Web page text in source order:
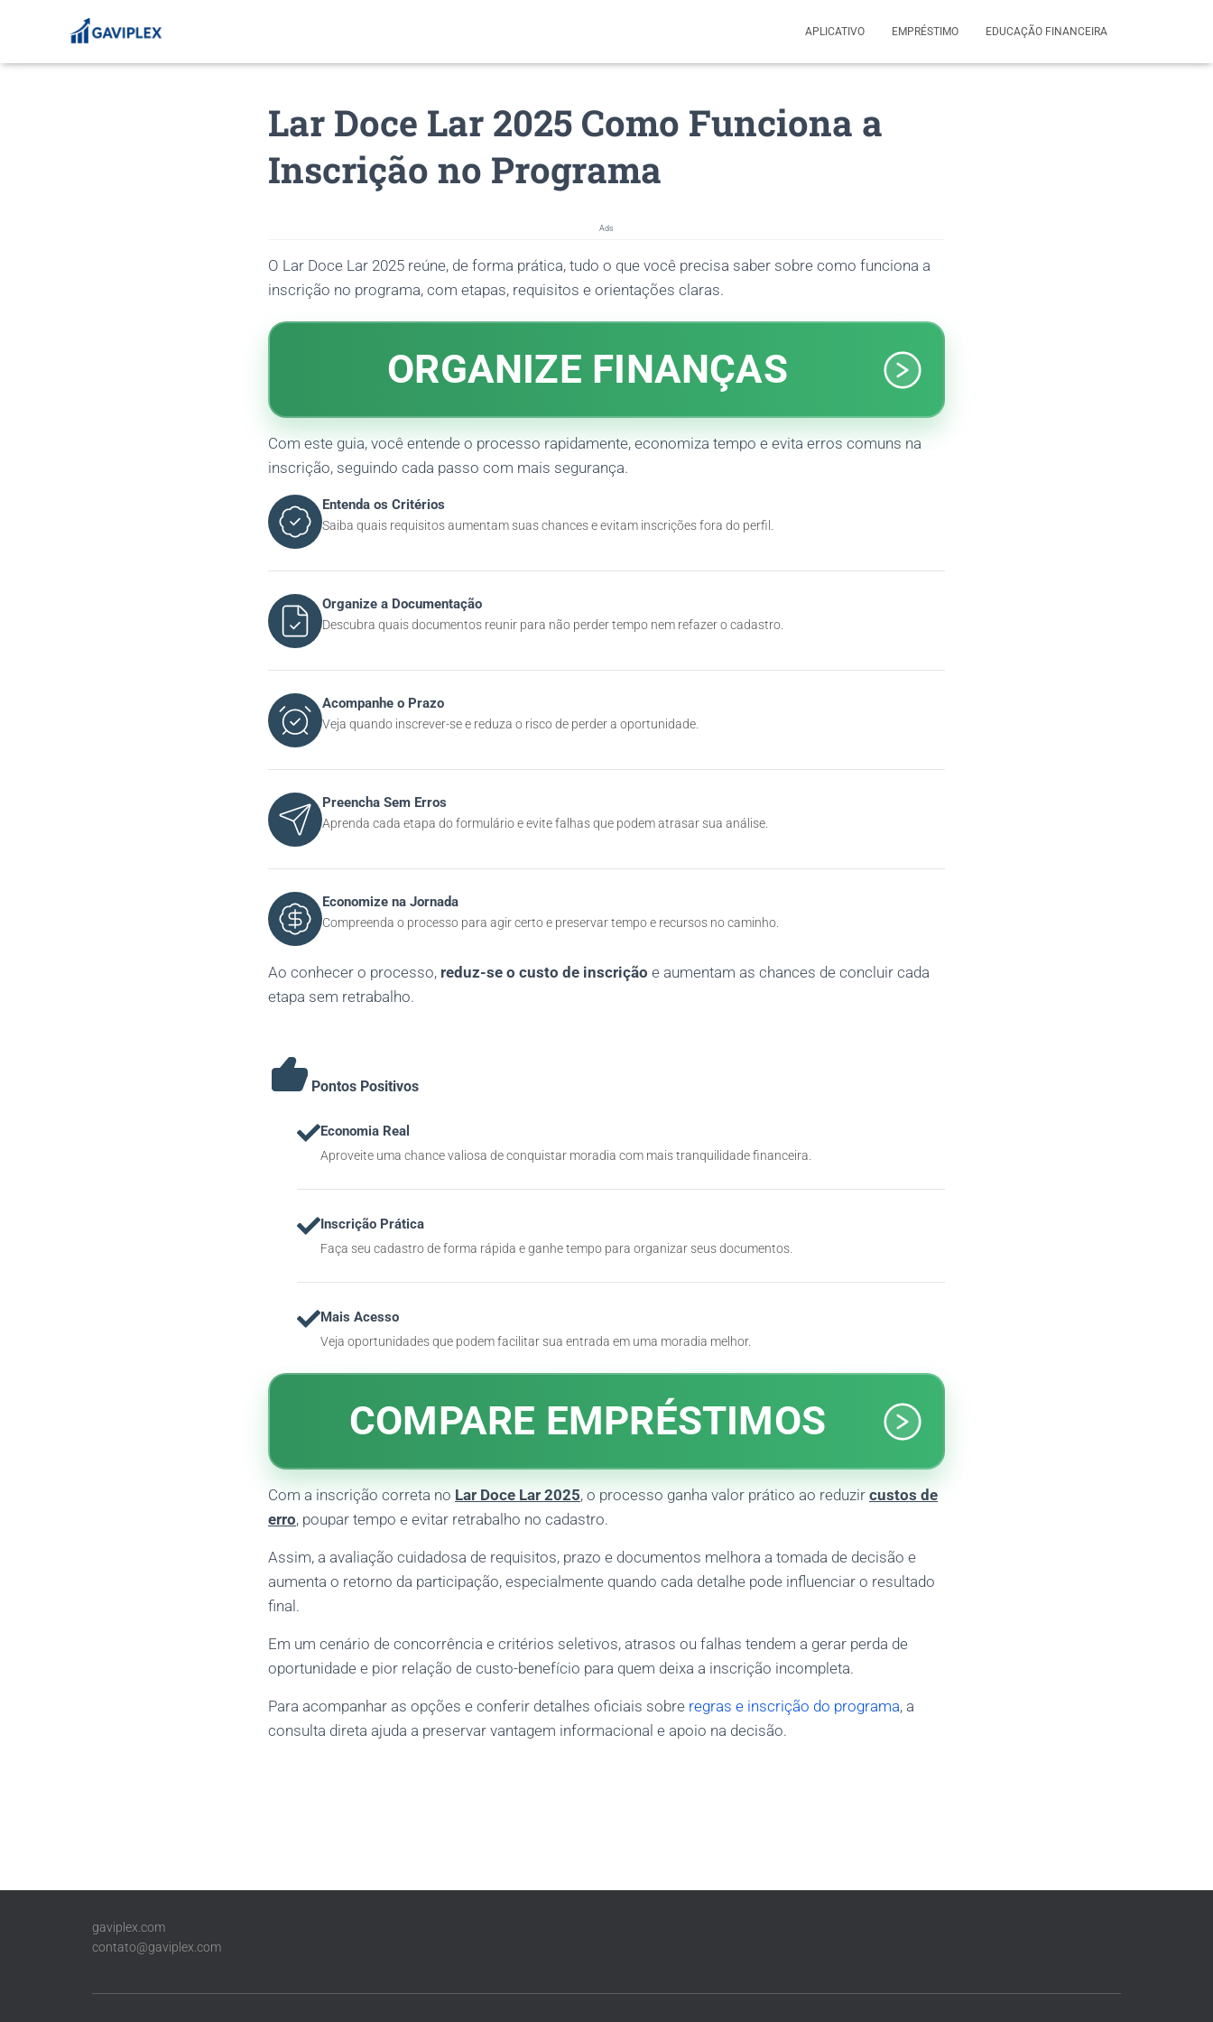
APLICATIVO EMPRÉSTIMO EDUCAÇÃO FINANCEIRA
Lar Doce Lar 2025 Como Funciona a
Inscrição no Programa
Ads
O Lar Doce Lar 2025 reúne, de forma prática, tudo o que você precisa saber sobre como funciona a
inscrição no programa, com etapas, requisitos e orientações claras.
ORGANIZE FINANÇAS
Com este guia, você entende o processo rapidamente, economiza tempo e evita erros comuns na
inscrição, seguindo cada passo com mais segurança.
Entenda os Critérios
Saiba quais requisitos aumentam suas chances e evitam inscrições fora do perfil.
Organize a Documentação
Descubra quais documentos reunir para não perder tempo nem refazer o cadastro.
Acompanhe o Prazo
Veja quando inscrever-se e reduza o risco de perder a oportunidade.
Preencha Sem Erros
Aprenda cada etapa do formulário e evite falhas que podem atrasar sua análise.
Economize na Jornada
Compreenda o processo para agir certo e preservar tempo e recursos no caminho.
Ao conhecer o processo, reduz-se o custo de inscrição e aumentam as chances de concluir cada
etapa sem retrabalho.
Pontos Positivos
Economia Real
Aproveite uma chance valiosa de conquistar moradia com mais tranquilidade financeira.
Inscrição Prática
Faça seu cadastro de forma rápida e ganhe tempo para organizar seus documentos.
Mais Acesso
Veja oportunidades que podem facilitar sua entrada em uma moradia melhor.
COMPARE EMPRÉSTIMOS
Com a inscrição correta no Lar Doce Lar 2025, o processo ganha valor prático ao reduzir custos de
erro, poupar tempo e evitar retrabalho no cadastro.
Assim, a avaliação cuidadosa de requisitos, prazo e documentos melhora a tomada de decisão e
aumenta o retorno da participação, especialmente quando cada detalhe pode influenciar o resultado
final.
Em um cenário de concorrência e critérios seletivos, atrasos ou falhas tendem a gerar perda de
oportunidade e pior relação de custo-benefício para quem deixa a inscrição incompleta.
Para acompanhar as opções e conferir detalhes oficiais sobre regras e inscrição do programa, a
consulta direta ajuda a preservar vantagem informacional e apoio na decisão.
gaviplex.com
contato@gaviplex.com